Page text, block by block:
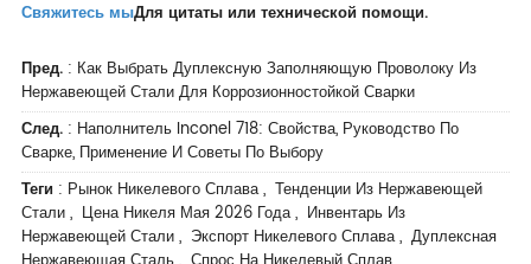
Свяжитесь мыДля цитаты или технической помощи.
Пред.: Как Выбрать Дуплексную Заполняющую Проволоку Из
Нержавеющей Стали Для Коррозионностойкой Сварки
След.: Наполнитель Inconel 718: Свойства, Руководство По
Сварке, Применение И Советы По Выбору
Теги : Рынок Никелевого Сплава, Тенденции Из Нержавеющей
Стали, Цена Никеля Мая 2026 Года, Инвентарь Из
Нержавеющей Стали, Экспорт Никелевого Сплава, Дуплексная